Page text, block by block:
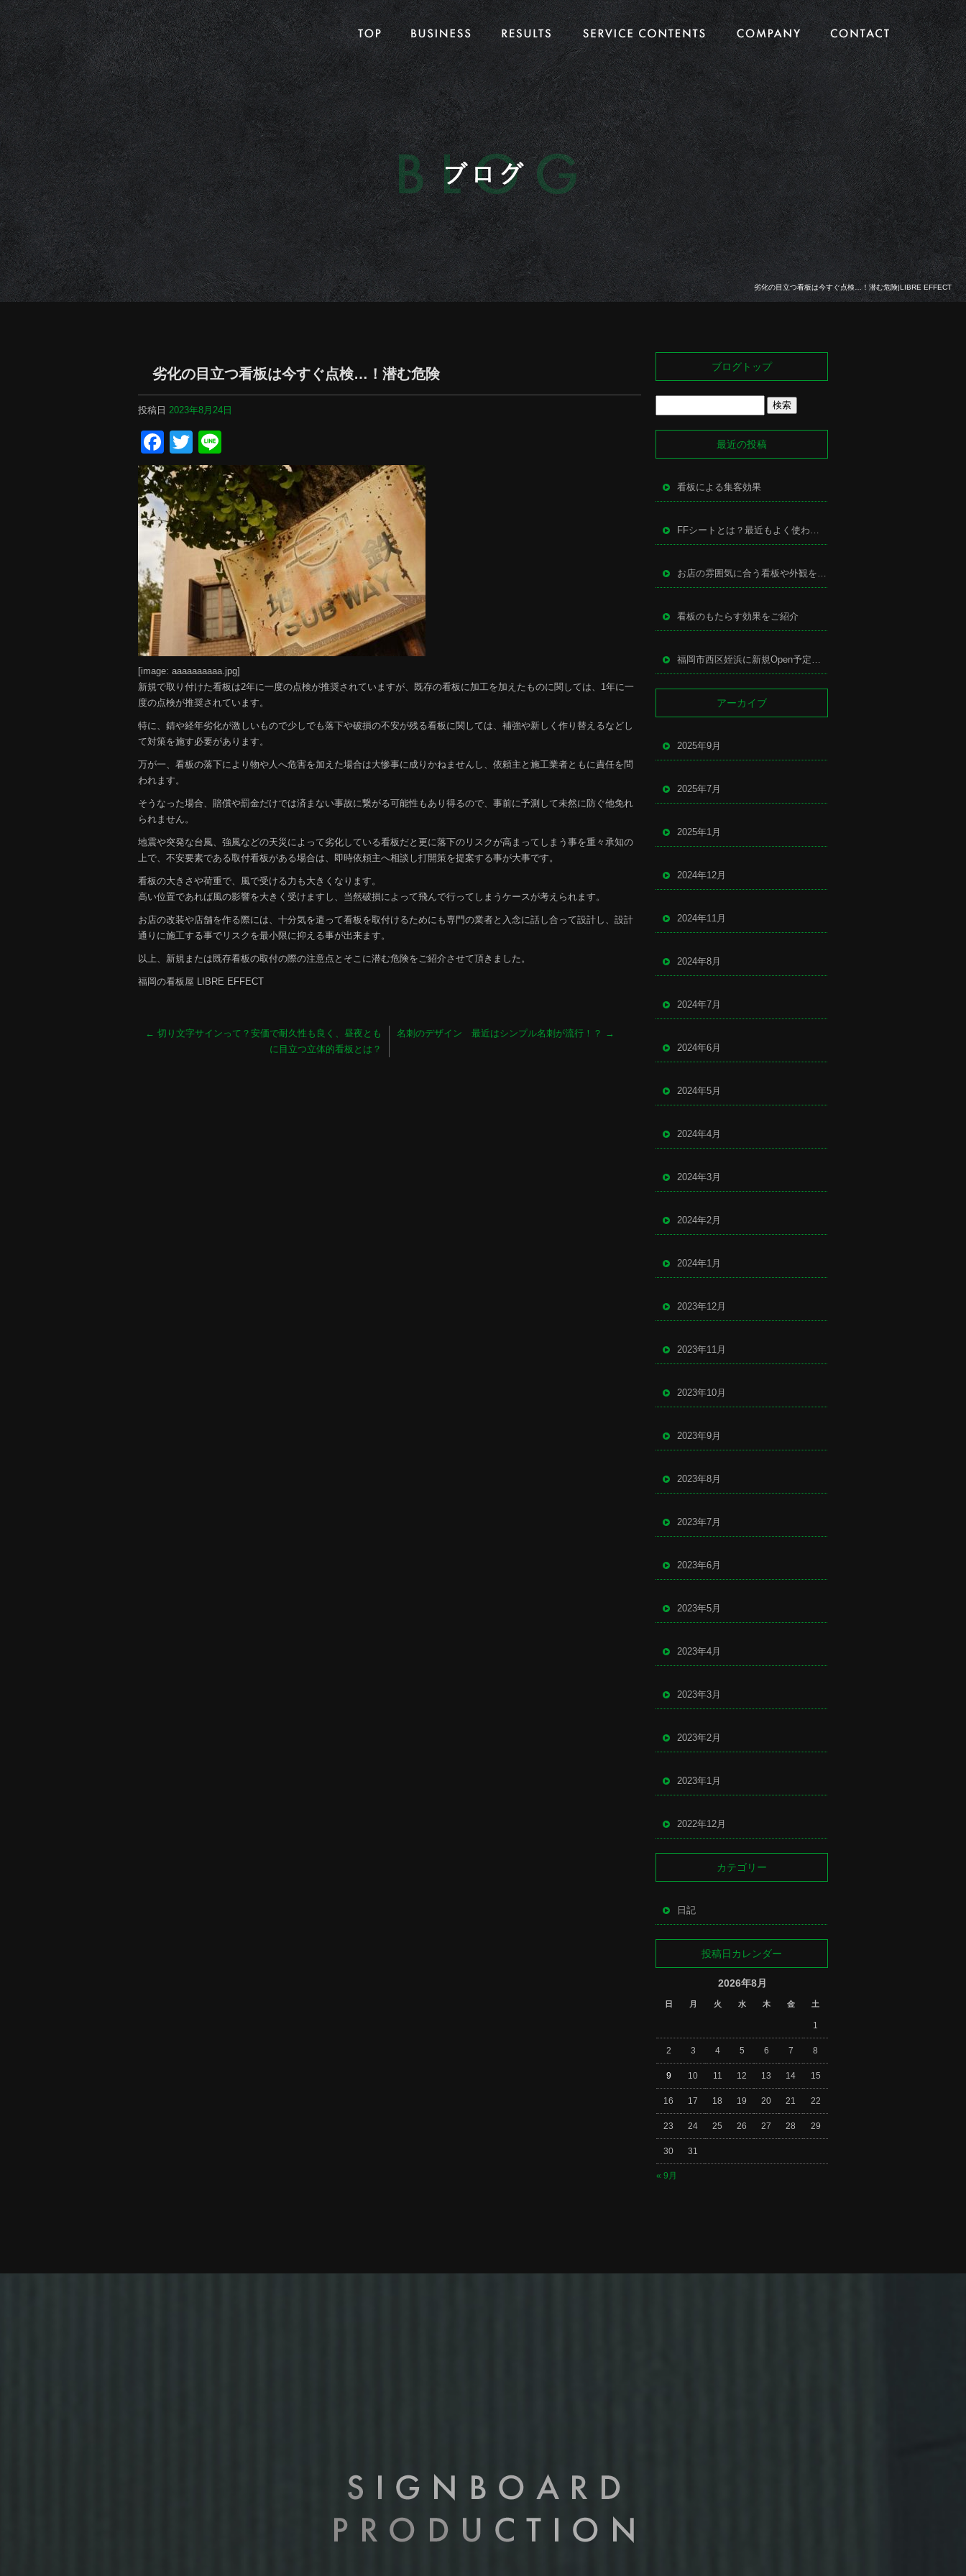
劣化の目立つ看板は今すぐ点検…！潜む危険|LIBRE EFFECT
劣化の目立つ看板は今すぐ点検…！潜む危険
投稿日 2023年8月24日
Facebook
Twitter
[image: aaaaaaaaaa.jpg]
新規で取り付けた看板は2年に一度の点検が推奨されていますが、既存の看板に加工を加えたものに関しては、1年に一
度の点検が推奨されています。
特に、錆や経年劣化が激しいもので少しでも落下や破損の不安が残る看板に関しては、補強や新しく作り替えるなどし
て対策を施す必要があります。
万が一、看板の落下により物や人へ危害を加えた場合は大惨事に成りかねませんし、依頼主と施工業者ともに責任を問
われます。
そうなった場合、賠償や罰金だけでは済まない事故に繋がる可能性もあり得るので、事前に予測して未然に防ぐ他免れ
られません。
地震や突発な台風、強風などの天災によって劣化している看板だと更に落下のリスクが高まってしまう事を重々承知の
上で、不安要素である取付看板がある場合は、即時依頼主へ相談し打開策を提案する事が大事です。
看板の大きさや荷重で、風で受ける力も大きくなります。
高い位置であれば風の影響を大きく受けますし、当然破損によって飛んで行ってしまうケースが考えられます。
お店の改装や店舗を作る際には、十分気を遣って看板を取付けるためにも専門の業者と入念に話し合って設計し、設計
通りに施工する事でリスクを最小限に抑える事が出来ます。
以上、新規または既存看板の取付の際の注意点とそこに潜む危険をご紹介させて頂きました。
福岡の看板屋 LIBRE EFFECT
← 切り文字サインって？安価で耐久性も良く、昼夜とも
に目立つ立体的看板とは？
名刺のデザイン 最近はシンプル名刺が流行！？ →
ブログトップ
最近の投稿
看板による集客効果
FFシートとは？最近もよく使われる万能型サイン
お店の雰囲気に合う看板や外観を作るために
看板のもたらす効果をご紹介
福岡市西区姪浜に新規Open予定の中華店
アーカイブ
2025年9月
2025年7月
2025年1月
2024年12月
2024年11月
2024年8月
2024年7月
2024年6月
2024年5月
2024年4月
2024年3月
2024年2月
2024年1月
2023年12月
2023年11月
2023年10月
2023年9月
2023年8月
2023年7月
2023年6月
2023年5月
2023年4月
2023年3月
2023年2月
2023年1月
2022年12月
カテゴリー
日記
投稿日カレンダー
2026年8月
日 月 火 水 木 金 土
« 9月
1
2 3 4 5 6 7 8
9 10 11 12 13 14 15
16 17 18 19 20 21 22
23 24 25 26 27 28 29
30 31